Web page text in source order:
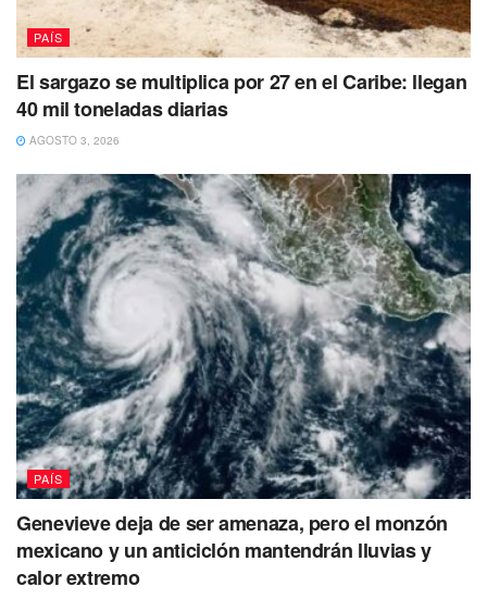
PAÍS
El sargazo se multiplica por 27 en el Caribe: llegan
40 mil toneladas diarias
AGOSTO 3, 2026
PAÍS
Genevieve deja de ser amenaza, pero el monzón
mexicano y un anticiclón mantendrán lluvias y
calor extremo